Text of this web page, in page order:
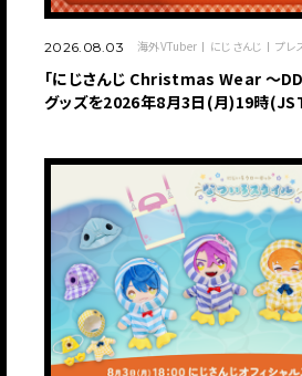
2026.08.03 海外VTuber にじさんじ プレ
「にじさんじ Christmas Wear 〜
グッズを2026年8月3日(月)19時